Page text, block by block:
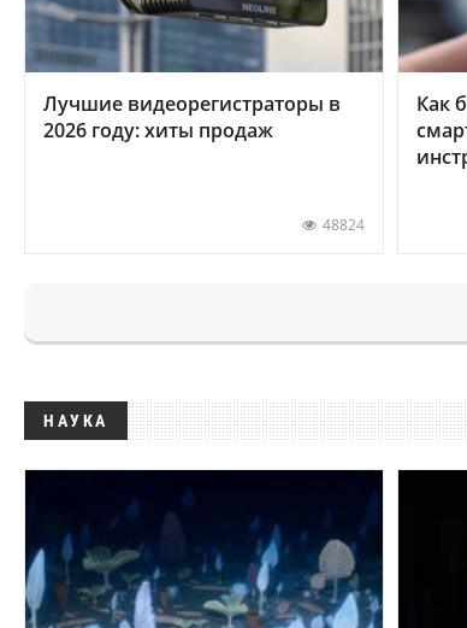
Лучшие видеорегистраторы в
2026 году: хиты продаж
48824
Как
НАУКА